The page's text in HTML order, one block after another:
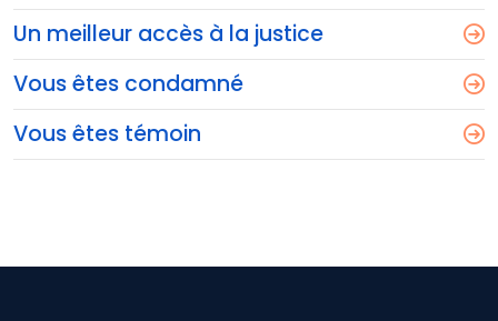
Un meilleur accès à la justice
Vous êtes condamné
Vous êtes témoin